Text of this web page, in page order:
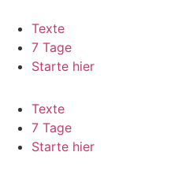
Inhalt
springen
Texte
7 Tage
Starte hier
Texte
7 Tage
Starte hier